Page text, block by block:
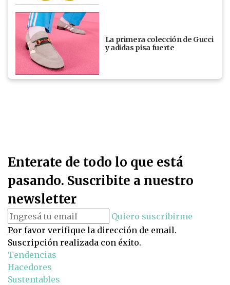
La primera colección de Gucci
y adidas pisa fuerte
Enterate de todo lo que está
pasando. Suscribite a nuestro
newsletter
Quiero suscribirme
Por favor verifique la dirección de email.
Suscripción realizada con éxito.
Tendencias
Hacedores
Sustentables